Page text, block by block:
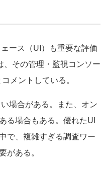
ース（UI）も重要な評価
その管理・監視コンソー
メントしている。
場合がある。また、オン
る場合もある。優れたUI
で、複雑すぎる調査ワー
ある。